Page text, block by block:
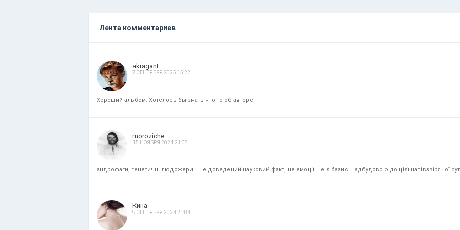
Лента комментариев
akragant
7 СЕНТЯБРЯ 2025 15:22
Хороший альбом. Хотелось бы знать что-то об авторе.
moroziche
15 НОЯБРЯ 2024 21:08
андрофаги, генетичні людожери. і це доведений науковий факт, не емоції. це є базис. надбудовою до цієї напівзвірячої
Кина
9 СЕНТЯБРЯ 2024 21:04